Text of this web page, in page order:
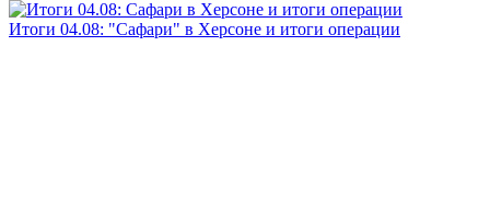
Итоги 04.08: "Сафари" в Херсоне и итоги операции